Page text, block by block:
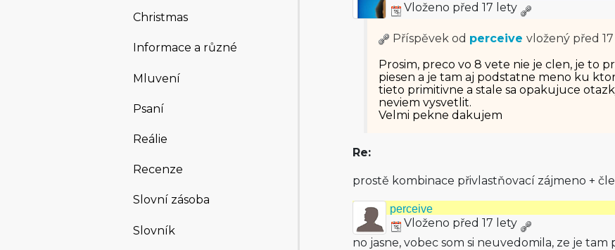
Christmas
Informace a různé
Mluvení
Psaní
Reálie
Recenze
Slovní zásoba
Slovník
Vloženo před 17 lety
Příspěvek od perceive vložený před
Prosim, preco vo 8 vete nie je clen, je to
piesen a je tam aj podstatne meno ku
tieto primitivne a stale sa opakujuce
neviem vysvetlit.
Velmi pekne dakujem
Re:
prostě kombinace přivlastňovací zájmeno +
perceive
Vloženo před 17 lety
no jasne, vobec som si neuvedomila, ze je